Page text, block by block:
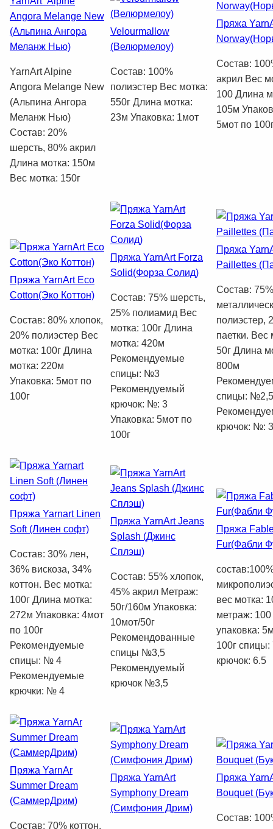
Angora Melange New
(Альпина Ангора
Меланж Нью)
YarnArt Alpine
Angora Melange New
(Альпина Ангора
Меланж Нью)
Состав: 20%
шерсть, 80% акрил
Длина мотка: 150м
Вес мотка: 150г
Velourmallow
(Велюрмелоу)
Состав: 100%
полиэстер Вес мотка:
550г Длина мотка:
23м Упаковка: 1мот
Пряжа
Состав:
акрил Вес
100 Длина
105м
5мот по
Пряжа YarnArt Eco
Cotton(Эко Коттон)
Состав: 80% хлопок,
20% полиэстер Вес
мотка: 100г Длина
мотка: 220м
Упаковка: 5мот по
100г
Пряжа YarnArt Forza
Solid(Форза Солид)
Состав: 75% шерсть,
25% полиамид Вес
мотка: 100г Длина
мотка: 420м
Рекомендуемые
спицы: №3
Рекомендуемый
крючок: №: 3
Упаковка: 5мот по
100г
Пряжа
Paillettes
Состав: 75%
полиэстер,
паетки. Вес
50г Длина
800м
спицы: №2,5
крючок: №: 3
Пряжа Yarnart Linen
Soft (Линен софт)
Состав: 30% лен,
36% вискоза, 34%
коттон. Вес мотка:
100г Длина мотка:
272м Упаковка: 4мот
по 100г
Рекомендуемые
спицы: № 4
Рекомендуемые
крючки: № 4
Пряжа YarnArt Jeans
Splash (Джинс
Сплэш)
Состав: 55% хлопок,
45% акрил Метраж:
50г/160м Упаковка:
10мот/50г
Рекомендованные
спицы №3,5
Рекомендуемый
крючок №3,5
Пряжа
Fur(Фабли
вес мотка:
метраж:
упаковка:
100г спицы:
крючок: 6.5
Пряжа YarnAr
Summer Dream
(СаммерДрим)
Состав: 70% коттон,
Пряжа YarnArt
Symphony Dream
(Симфония Дрим)
Пряжа
Bouquet
Состав: